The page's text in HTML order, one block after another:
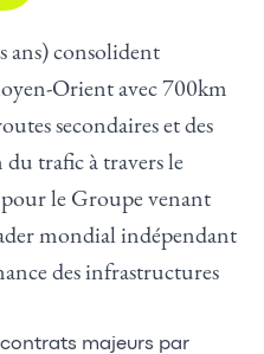
ans) consolident
Orient avec 700km
secondaires et des
du trafic à travers le
le Groupe venant
mondial indépendant
des infrastructures
contrats majeurs par